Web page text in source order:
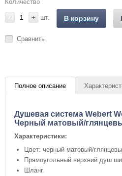
Количество
- + шт. В корзину
Сравнить
Полное описание
Душевая система Webert
Черный матовый/
Характеристики:
Цвет: черный матовый/
Прямоугольный верхний душ
Шланг.